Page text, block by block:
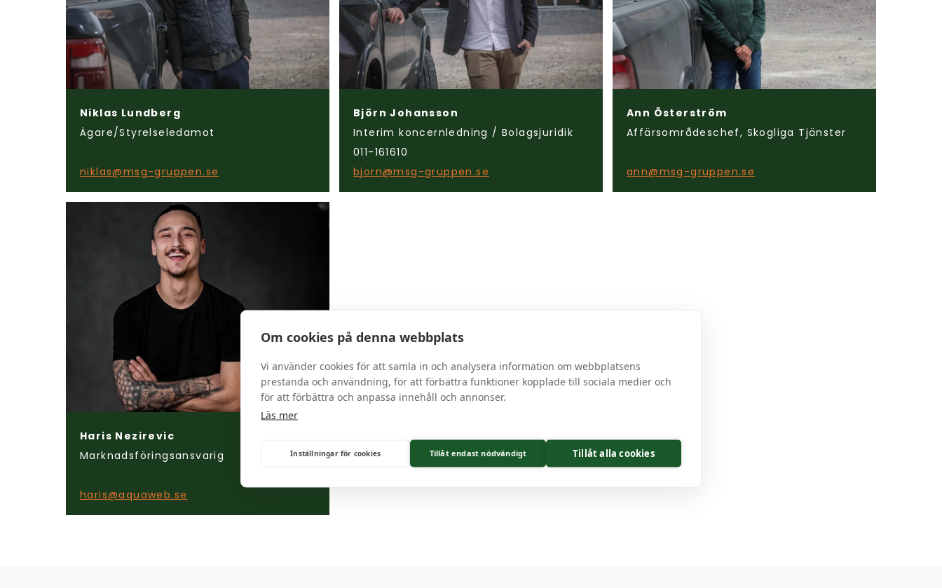
Niklas Lundberg
Ägare/Styrelseledamot
niklas@msg-gruppen.se
Björn Johansson
Interim koncernledning / Bolagsjuridik
011-161610
bjorn@msg-gruppen.se
Ann Österström
Affärsområdeschef, Skogliga Tjänster
ann@msg-gruppen.se
Haris Nezirevic
Marknadsföringsansvarig
haris@aquaweb.se
Om cookies på denna webbplats
Vi använder cookies för att samla in och analysera information om webbplatsens
prestanda och användning, för att förbättra funktioner kopplade till sociala medier och
för att förbättra och anpassa innehåll och annonser.
Läs mer
Inställningar för cookies Tillåt endast nödvändigt Tillåt alla cookies